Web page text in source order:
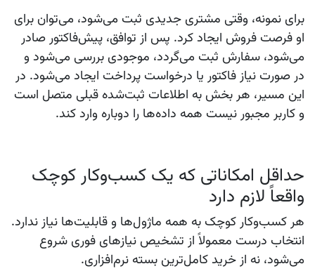
برای نمونه، وقتی مشتری جدیدی ثبت می‌شود، می‌توان برای
او فرصت فروش ایجاد کرد. پس از توافق، پیش‌فاکتور صادر
می‌شود، سفارش ثبت می‌گردد، موجودی بررسی می‌شود و
در صورت نیاز فاکتور یا درخواست پرداخت ایجاد می‌شود. در
این مسیر، هر بخش به اطلاعات ثبت‌شده قبلی متصل است
و کاربر مجبور نیست همه داده‌ها را دوباره وارد کند.
حداقل امکاناتی که یک کسب‌وکار کوچک
واقعاً لازم دارد
هر کسب‌وکار کوچک به همه ماژول‌ها و قابلیت‌ها نیاز ندارد.
انتخاب درست معمولاً از تشخیص نیازهای فوری شروع
می‌شود، نه از خرید کامل‌ترین بسته نرم‌افزاری.